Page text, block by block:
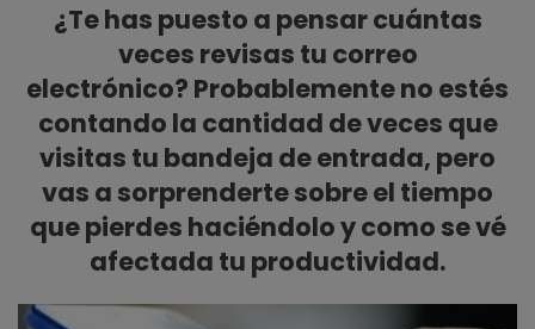
¿Te has puesto a pensar cuántas
veces revisas tu correo
electrónico? Probablemente no estés
contando la cantidad de veces que
visitas tu bandeja de entrada, pero
vas a sorprenderte sobre el tiempo
que pierdes haciéndolo y como se vé
afectada tu productividad.